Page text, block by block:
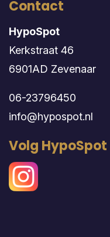
Contact
HypoSpot
Kerkstraat 46
6901AD Zevenaar
06-23796450
info@hypospot.nl
Volg HypoSpot